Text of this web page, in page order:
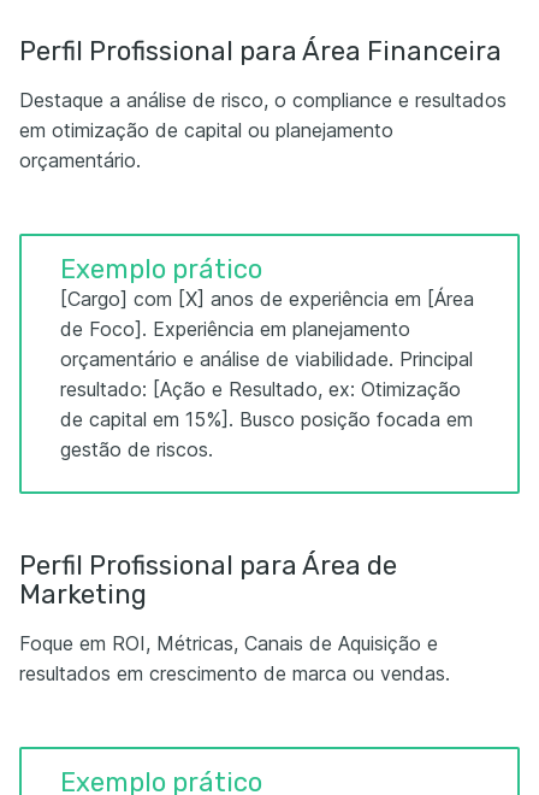
Perfil Profissional para Área Financeira
Destaque a análise de risco, o compliance e resultados
em otimização de capital ou planejamento
orçamentário.
Exemplo prático
[Cargo] com [X] anos de experiência em [Área
de Foco]. Experiência em planejamento
orçamentário e análise de viabilidade. Principal
resultado: [Ação e Resultado, ex: Otimização
de capital em 15%]. Busco posição focada em
gestão de riscos.
Perfil Profissional para Área de
Marketing
Foque em ROI, Métricas, Canais de Aquisição e
resultados em crescimento de marca ou vendas.
Exemplo prático